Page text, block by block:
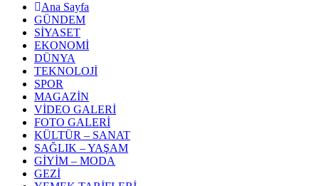
Ana Sayfa
GÜNDEM
SİYASET
EKONOMİ
DÜNYA
TEKNOLOJİ
SPOR
MAGAZİN
VİDEO GALERİ
FOTO GALERİ
KÜLTÜR – SANAT
SAĞLIK – YAŞAM
GİYİM – MODA
GEZİ